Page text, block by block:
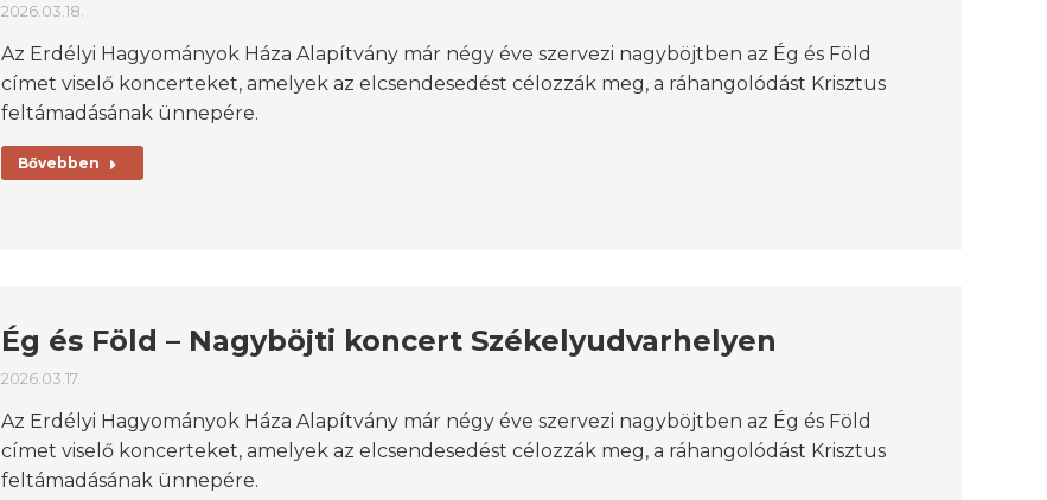
2026.03.18.
Az Erdélyi Hagyományok Háza Alapítvány már négy éve szervezi nagyböjtben az Ég és Föld
címet viselő koncerteket, amelyek az elcsendesedést célozzák meg, a ráhangolódást Krisztus
feltámadásának ünnepére.
Bővebben
Ég és Föld – Nagyböjti koncert Székelyudvarhelyen
2026.03.17.
Az Erdélyi Hagyományok Háza Alapítvány már négy éve szervezi nagyböjtben az Ég és Föld
címet viselő koncerteket, amelyek az elcsendesedést célozzák meg, a ráhangolódást Krisztus
feltámadásának ünnepére.